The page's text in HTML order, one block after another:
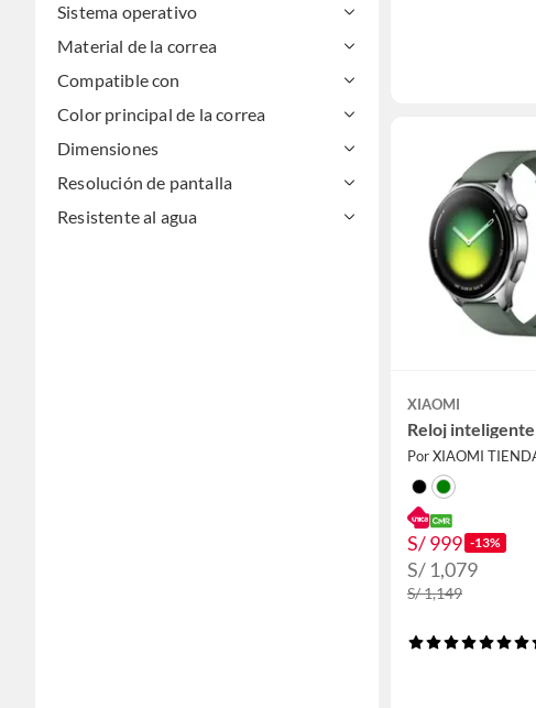
Sistema operativo
Material de la correa
Compatible con
Color principal de la correa
Dimensiones
Resolución de pantalla
Resistente al agua
XIAOMI
Reloj
Por XIAOMI
S/ 999 -13%
S/ 1,079
S/ 1,149